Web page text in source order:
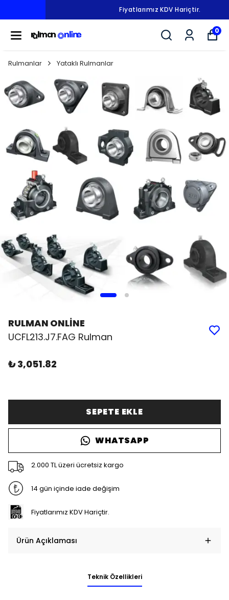
Fiyatlarımız KDV Hariçtir.
0
Rulmanlar Yataklı Rulmanlar
RULMAN ONLİNE
UCFL213.J7.FAG Rulman
₺ 3,051.82
SEPETE EKLE
WHATSAPP
2.000 TL üzeri ücretsiz kargo
14 gün içinde iade değişim
Fiyatlarımız KDV Hariçtir.
Ürün Açıklaması
Teknik Özellikleri